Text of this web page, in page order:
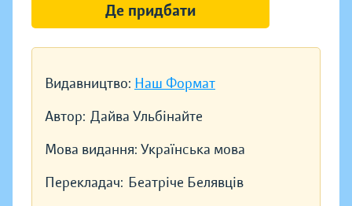
Видавництво: Наш Формат
Автор: Дайва Ульбінайте
Мова видання: Українська мова
Перекладач: Беатріче Белявців
Де придбати